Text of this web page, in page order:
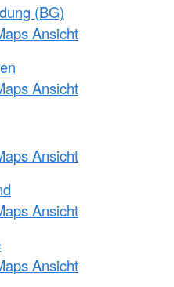
(BG)
Ansicht
Ansicht
Ansicht
Ansicht
Ansicht